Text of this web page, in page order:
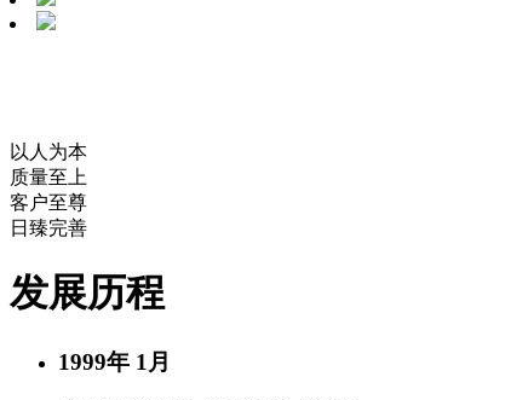
以人为本
质量至上
客户至尊
日臻完善
发展历程
1999年 1月